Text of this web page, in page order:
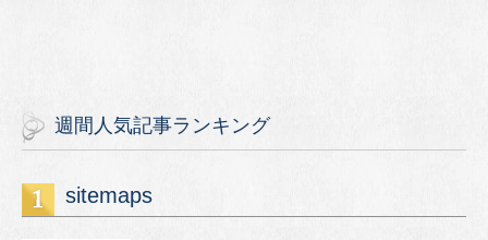
週間人気記事ランキング
sitemaps